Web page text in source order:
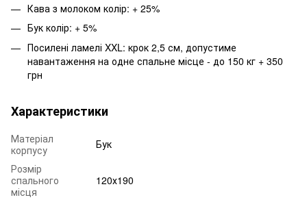
Кава з молоком колір: + 25%
Бук колір: + 5%
Посилені ламелі XXL: крок 2,5 см, допустиме
навантаження на одне спальне місце - до 150 кг + 350
грн
Характеристики
Матеріал
корпусу
Бук
Розмір
спального
місця
120х190